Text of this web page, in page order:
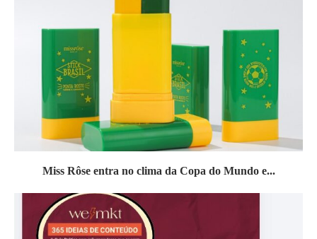
Miss Rôse entra no clima da Copa do Mundo e...